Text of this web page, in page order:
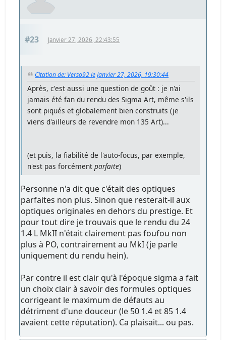
#23 Janvier 27, 2026, 22:43:55
Citation de: Verso92 le Janvier 27, 2026, 19:30:44
Après, c'est aussi une question de goût : je n'ai
jamais été fan du rendu des Sigma Art, même s'ils
sont piqués et globalement bien construits (je
viens d'ailleurs de revendre mon 135 Art)...
(et puis, la fiabilité de l'auto-focus, par exemple,
n'est pas forcémentparfaite)
Personne n'a dit que c'était des optiques
parfaites non plus. Sinon que resterait-il aux
optiques originales en dehors du prestige. Et
pour tout dire je trouvais que le rendu du 24
1.4 L MkII n'était clairement pas foufou non
plus à PO, contrairement au MkI (je parle
uniquement du rendu hein).
Par contre il est clair qu'à l'époque sigma a fait
un choix clair à savoir des formules optiques
corrigeant le maximum de défauts au
détriment d'une douceur (le 50 1.4 et 85 1.4
avaient cette réputation). Ca plaisait... ou pas.